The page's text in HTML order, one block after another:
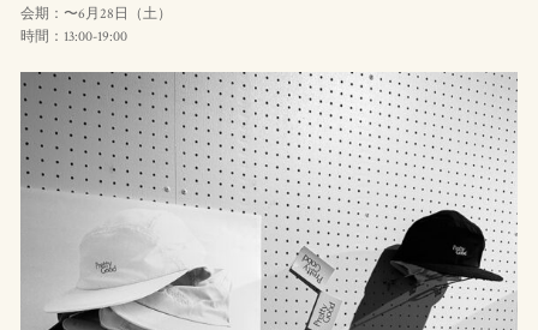
会期：〜6月28日（土）
時間：13:00-19:00